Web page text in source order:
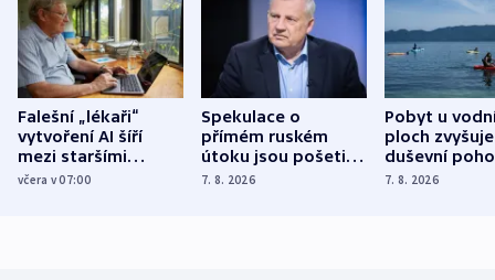
Falešní „lékaři“
vytvoření AI šíří
mezi staršími
Poláky nebezpečné
včera v 07:00
Spekulace o
přímém ruském
útoku jsou pošetilé,
míní estonský
7. 8. 2026
Pobyt u
ploch zvyšuje
duševní
ukázala
7. 8. 2026